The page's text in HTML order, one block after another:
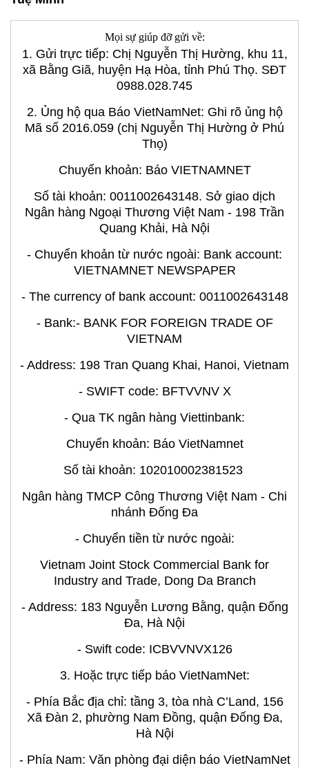
Mọi sự giúp đỡ gửi về:
1. Gửi trực tiếp: Chị Nguyễn Thị Hường, khu 11,
xã Bằng Giã, huyện Hạ Hòa, tỉnh Phú Thọ. SĐT
0988.028.745
2. Ủng hộ qua Báo VietNamNet: Ghi rõ ủng hộ
Mã số 2016.059 (chị Nguyễn Thị Hường ở Phú
Thọ)
Chuyển khoản: Báo VIETNAMNET
Số tài khoản: 0011002643148. Sở giao dịch
Ngân hàng Ngoại Thương Việt Nam - 198 Trần
Quang Khải, Hà Nội
- Chuyển khoản từ nước ngoài: Bank account:
VIETNAMNET NEWSPAPER
- The currency of bank account: 0011002643148
- Bank:- BANK FOR FOREIGN TRADE OF
VIETNAM
- Address: 198 Tran Quang Khai, Hanoi, Vietnam
- SWIFT code: BFTVVNV X
- Qua TK ngân hàng Viettinbank:
Chuyển khoản: Báo VietNamnet
Số tài khoản: 102010002381523
Ngân hàng TMCP Công Thương Việt Nam - Chi
nhánh Đống Đa
- Chuyển tiền từ nước ngoài:
Vietnam Joint Stock Commercial Bank for
Industry and Trade, Dong Da Branch
- Address: 183 Nguyễn Lương Bằng, quận Đống
Đa, Hà Nội
- Swift code: ICBVVNVX126
3. Hoặc trực tiếp báo VietNamNet:
- Phía Bắc địa chỉ: tầng 3, tòa nhà C’Land, 156
Xã Đàn 2, phường Nam Đồng, quận Đống Đa,
Hà Nội
- Phía Nam: Văn phòng đại diện báo VietNamNet